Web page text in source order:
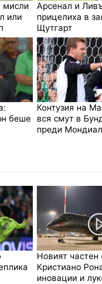
мисли
или
Арсенал и
прицелиха в
Щутгарт
беше
Контузия на
вся смут в
преди
Новият частен
Кристиано
иновации и